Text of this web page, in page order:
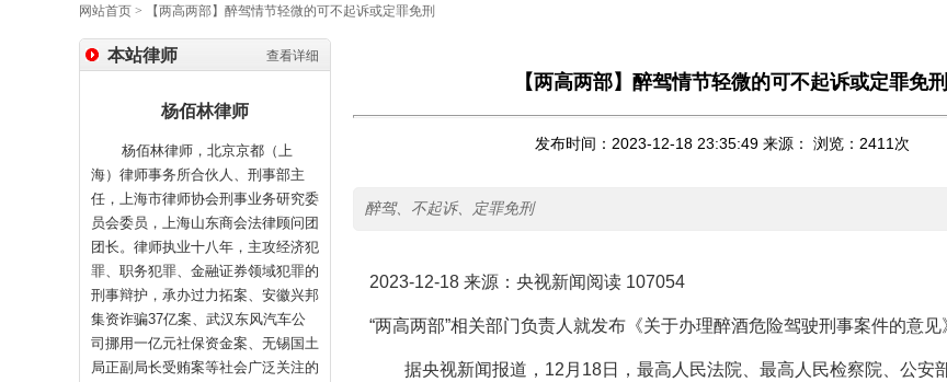
网站首页 > 【两高两部】醉驾情节轻微的可不起诉或定罪免刑
查看详细
本站律师
杨佰林律师
杨佰林律师，北京京都（上
海）律师事务所合伙人、刑事部主
任，上海市律师协会刑事业务研究委
员会委员，上海山东商会法律顾问团
团长。律师执业十八年，主攻经济犯
罪、职务犯罪、金融证券领域犯罪的
刑事辩护，承办过力拓案、安徽兴邦
集资诈骗37亿案、武汉东风汽车公
司挪用一亿元社保资金案、无锡国土
局正副局长受贿案等社会广泛关注的
【两高两部】醉驾情节轻微的可不起诉或定罪免刑
发布时间：2023-12-18 23:35:49 来源： 浏览： 2411 次
醉驾、不起诉、定罪免刑
2023-12-18 来源：央视新闻阅读 107054
“两高两部”相关部门负责人就发布《关于办理醉酒危险驾驶刑事案件的意见
据央视新闻报道， 12 月 18日，最高人民法院、最高人民检察院、公安